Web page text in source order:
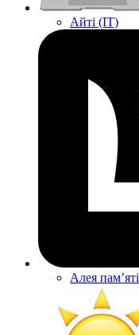
Айті (IT)
Алея памʼяті